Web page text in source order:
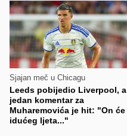
Sjajan meč u Chicagu
Leeds pobijedio Liverpool, a
jedan komentar za
Muharemovića je hit: "On će
idućeg ljeta..."